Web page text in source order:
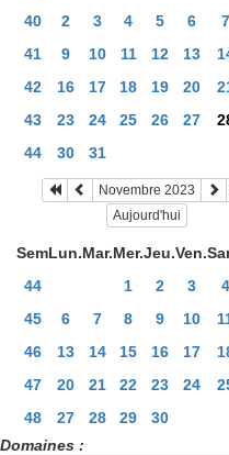
40
2 3 4 5 6 7
41
9 10 11 12 13
42
16 17 18 19 20
43
23 24 25 26 27
44
30 31
Novembre 2023
Aujourd'hui
SemLun.Mar.Mer.Jeu.Ven.
44
1 2 3 4
45
6 7 8 9 10
46
13 14 15 16 17
47
20 21 22 23 24
48
27 28 29
30
Domaines :